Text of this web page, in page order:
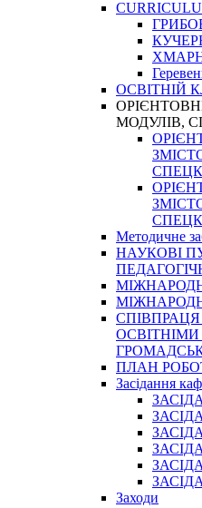
ОСВІТНІЙ
МОДУЛІВ,
Методичне
НАУКОВІ
ПЛАН
Засідання
Заходи